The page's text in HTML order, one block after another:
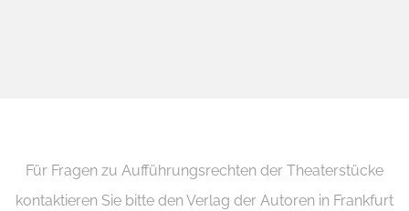
Für Fragen zu Aufführungsrechten der Theaterstücke
kontaktieren Sie bitte den Verlag der Autoren in Frankfurt